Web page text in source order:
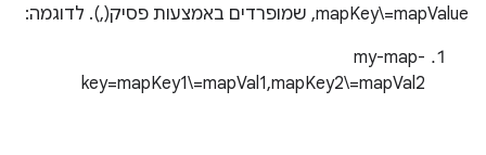
mapKey\=mapValue, שמופרדים באמצעות פסיק(,). לדוגמה:
my-map-
key=mapKey1\=mapVal1,mapKey2\=mapVal2